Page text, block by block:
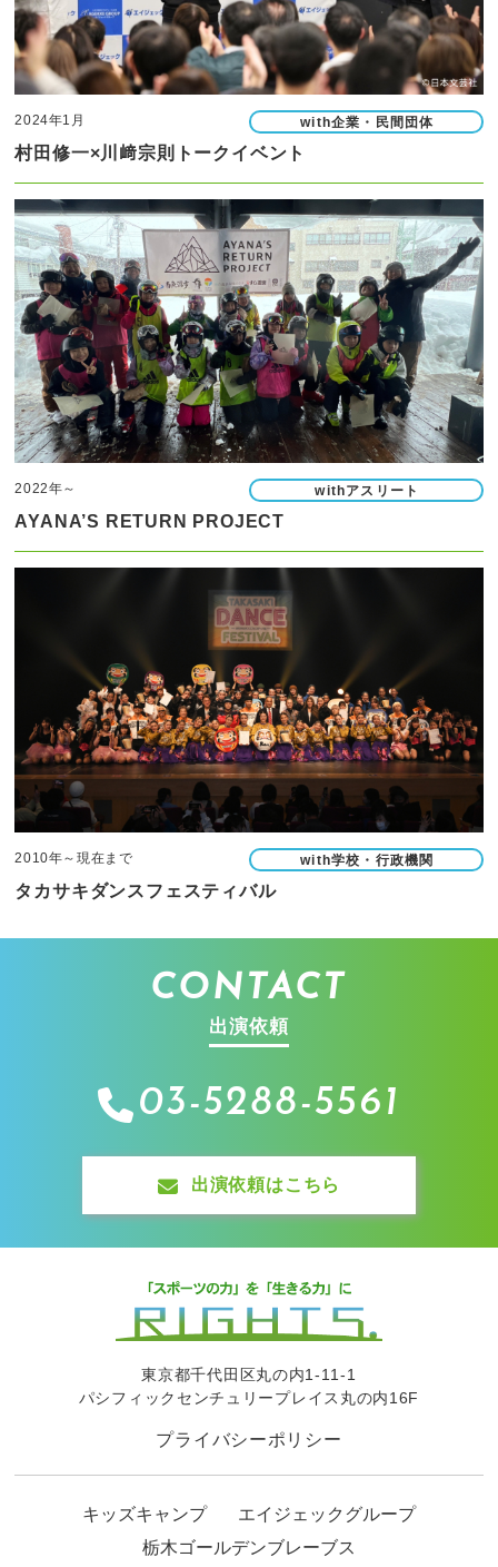
2024年1月 with企業・民間団体
村田修一×川﨑宗則トークイベント
2022年～ withアスリート
AYANA’S RETURN PROJECT
2010年～現在まで with学校・行政機関
タカサキダンスフェスティバル
CONTACT
出演依頼
03-5288-5561
出演依頼はこちら
東京都千代田区丸の内1-11-1
パシフィックセンチュリープレイス丸の内16F
プライバシーポリシー
キッズキャンプ
エイジェックグループ
栃木ゴールデンブレーブス